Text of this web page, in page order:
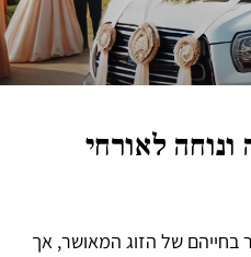
ונוחה לאורחי
בחייהם של הזוג המאושר, אך